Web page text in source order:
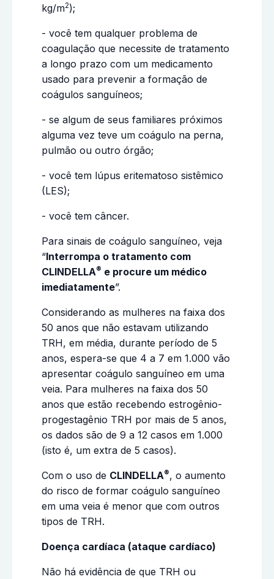
kg/m2);
- você tem qualquer problema de
coagulação que necessite de tratamento
a longo prazo com um medicamento
usado para prevenir a formação de
coágulos sanguíneos;
- se algum de seus familiares próximos
alguma vez teve um coágulo na perna,
pulmão ou outro órgão;
- você tem lúpus eritematoso sistêmico
(LES);
- você tem câncer.
Para sinais de coágulo sanguíneo, veja
“Interrompa o tratamento com
CLINDELLA® e procure um médico
imediatamente”.
Considerando as mulheres na faixa dos
50 anos que não estavam utilizando
TRH, em média, durante período de 5
anos, espera-se que 4 a 7 em 1.000 vão
apresentar coágulo sanguíneo em uma
veia. Para mulheres na faixa dos 50
anos que estão recebendo estrogênio-
progestagênio TRH por mais de 5 anos,
os dados são de 9 a 12 casos em 1.000
(isto é, um extra de 5 casos).
Com o uso de CLINDELLA®, o aumento
do risco de formar coágulo sanguíneo
em uma veia é menor que com outros
tipos de TRH.
Doença cardíaca (ataque cardíaco)
Não há evidência de que TRH ou